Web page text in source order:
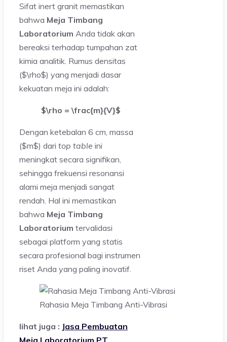
Sifat inert granit memastikan
bahwa Meja Timbang
Laboratorium Anda tidak akan
bereaksi terhadap tumpahan zat
kimia analitik. Rumus densitas
($\rho$) yang menjadi dasar
kekuatan meja ini adalah:
$\rho = \frac{m}{V}$
Dengan ketebalan 6 cm, massa
($m$) dari top table ini
meningkat secara signifikan,
sehingga frekuensi resonansi
alami meja menjadi sangat
rendah. Hal ini memastikan
bahwa Meja Timbang
Laboratorium tervalidasi
sebagai platform yang statis
secara profesional bagi instrumen
riset Anda yang paling inovatif.
Rahasia Meja Timbang Anti-Vibrasi
lihat juga : Jasa Pembuatan
Meja Laboratorium PT